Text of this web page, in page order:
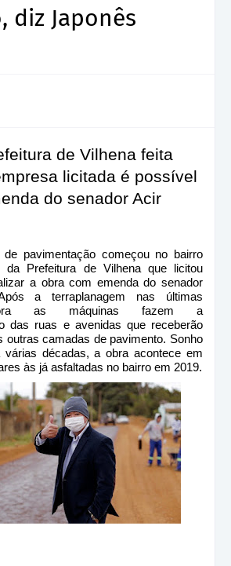
diz Japonês
de Vilhena feita
licitada é possível
do senador Acir
pavimentação começou no bairro
da Prefeitura de Vilhena que licitou
a obra com emenda do senador
a terraplanagem nas últimas
as máquinas fazem a
das ruas e avenidas que receberão
outras camadas de pavimento. Sonho
várias décadas, a obra acontece em
às já asfaltadas no bairro em 2019.